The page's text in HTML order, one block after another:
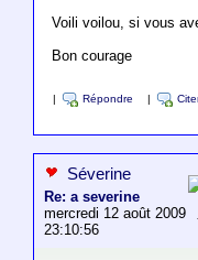
Voili voilou, si vous
Bon courage
Répondre
Séverine
Re: a severine
mercredi 12 août 2009
23:10:56